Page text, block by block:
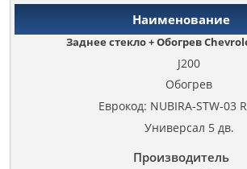
Заднее стекло + Обогрев
J200
Обогрев
Еврокод: NUBIRA-STW-03
Универсал 5 дв.